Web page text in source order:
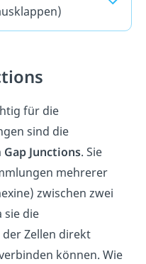
für die
sind die
Gap Junctions. Sie
mehrerer
zwischen zwei
sie die
der Zellen direkt
können. Wie